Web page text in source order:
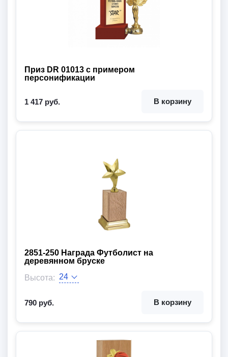
Приз DR 01013 с примером
персонификации
1 417 руб. В корзину
2851-250 Награда Футболист на
деревянном бруске
Высота:
790 руб.
В корзину